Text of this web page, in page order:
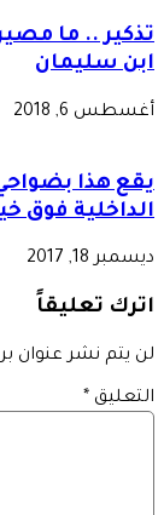
تذكير .. ما
ابن سليمان
أغسطس 6, 2018
يقع هذا
الداخلية فوق
ديسمبر 18, 2017
اترك تعليقاً
لن يتم نشر عنوان
التعليق *